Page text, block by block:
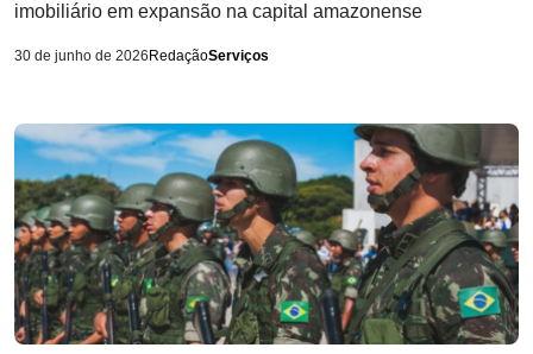
imobiliário em expansão na capital amazonense
30 de junho de 2026 RedaçãoServiços